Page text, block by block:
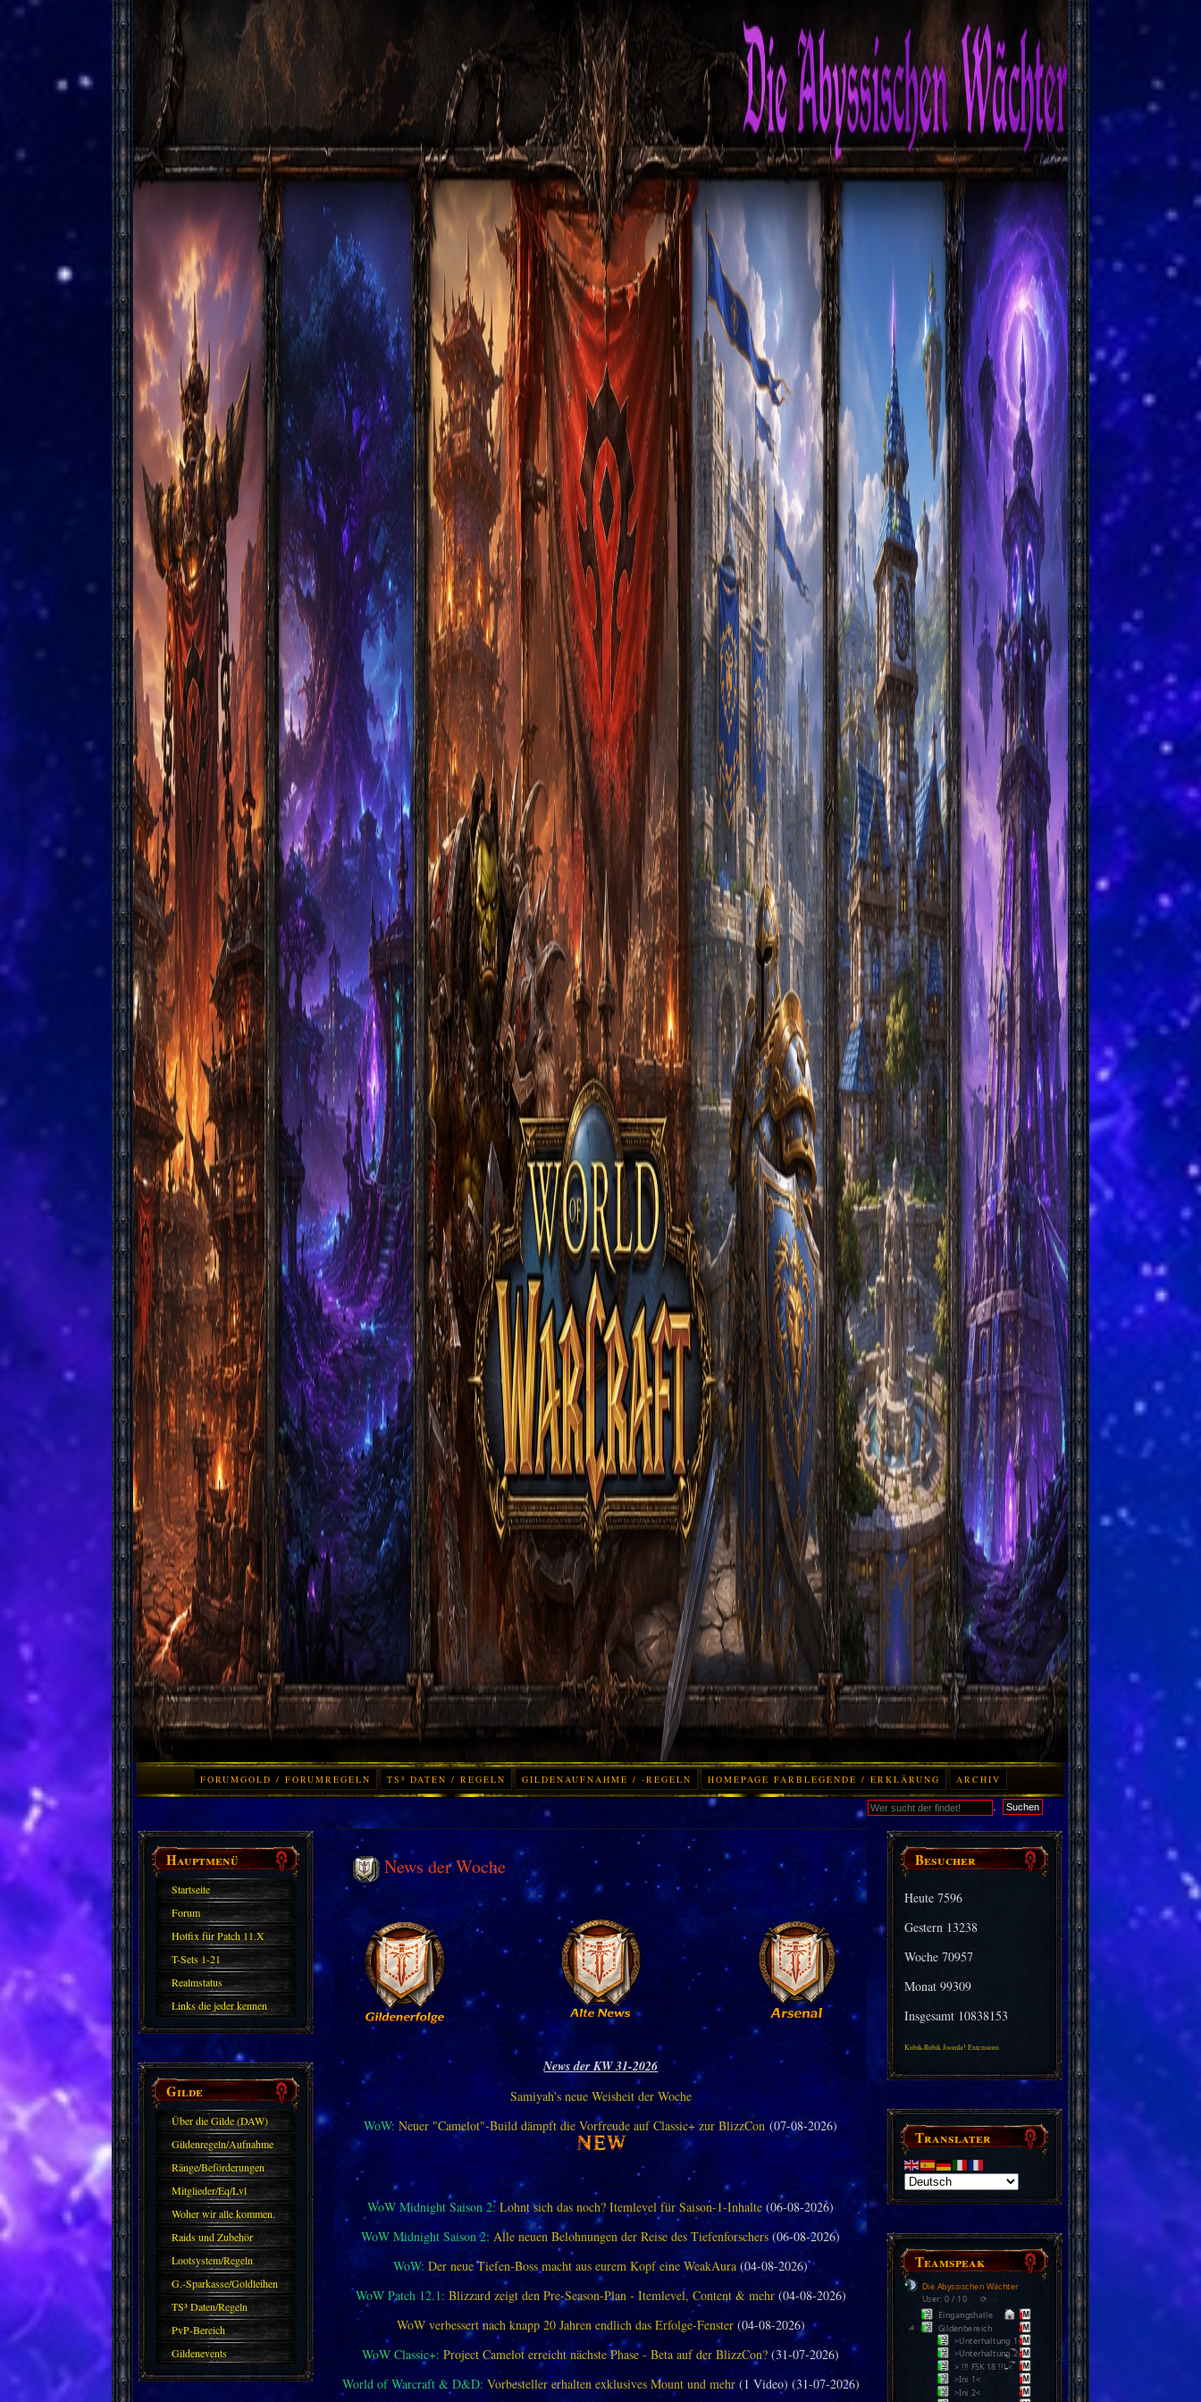
FORUMGOLD / FORUMREGELN TS³ DATEN / REGELN GILDENAUFNAHME / -REGELN HOMEPAGE FARBLEGENDE / ERKLÄRUNG ARCHIV
. Suchen
Hauptmenü
Startseite
Forum
Hotfix für Patch 11.X
T-Sets 1-21
Realmstatus
Links die jeder kennen
sollte?! Oder nicht?
Gilde
Über die Gilde (DAW)
Gildenregeln/Aufnahme
Ränge/Beförderungen
Mitglieder/Eq/Lvl
Woher wir alle kommen.
Raids und Zubehör
Lootsystem/Regeln
G.-Sparkasse/Goldleihen
TS³ Daten/Regeln
PvP-Bereich
Gildenevents
Besucher
Heute7596
Gestern 13238
Woche70957
Monat99309
Insgesamt 10838153
Kubik-Rubik Joomla! Extensions
Translater
Teamspeak
Die Abyssischen Wächter
User: 0 / 10 ⟳
Eingangshalle
Gildenbereich
>Unterhaltung 1<
>Unterhaltung 2<
> !!! FSK 18 !!! <
>Ini 1<
>Ini 2<
News der Woche
News der KW 31-2026
Samiyah's neue Weisheit der Woche
WoW: Neuer "Camelot"-Build dämpft die Vorfreude auf Classic+ zur BlizzCon (07-08-2026)
WoW Midnight Saison 2: Lohnt sich das noch? Itemlevel für Saison-1-Inhalte (06-08-2026)
WoW Midnight Saison 2: Alle neuen Belohnungen der Reise des Tiefenforschers (06-08-2026)
WoW:Der neue Tiefen-Boss macht aus eurem Kopf eine WeakAura (04-08-2026)
WoW Patch 12.1: Blizzard zeigt den Pre-Season-Plan - Itemlevel, Content & mehr(04-08-2026)
WoW verbessert nach knapp 20 Jahren endlich das Erfolge-Fenster(04-08-2026)
WoW Classic+: Project Camelot erreicht nächste Phase - Beta auf der BlizzCon? (31-07-2026)
World of Warcraft & D&D: Vorbesteller erhalten exklusives Mount und mehr(1 Video) (31-07-2026)